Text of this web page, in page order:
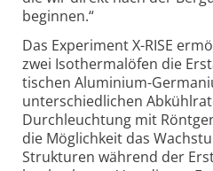
beginnen.“
Das Experiment X-RISE
zwei Isothermal­öfen die
tischen Alu­minium-
unter­schiedlichen
Durch­leuchtung mit
die Möglich­keit das
Strukturen während der